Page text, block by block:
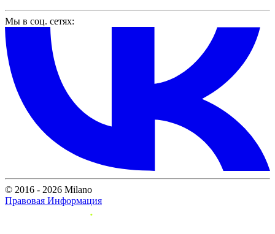
Мы в соц. сетях:
© 2016 - 2026 Milano
Правовая Информация